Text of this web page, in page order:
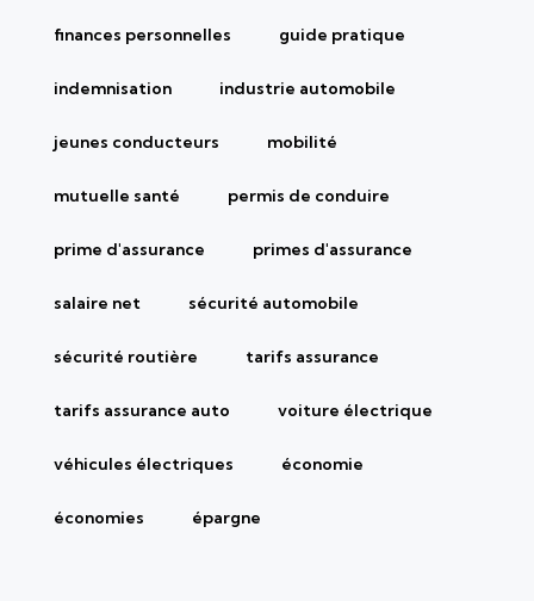
finances personnelles guide pratique
indemnisation industrie automobile
jeunes conducteurs mobilité
mutuelle santé permis de conduire
prime d'assurance primes d'assurance
salaire net sécurité automobile
sécurité routière tarifs assurance
tarifs assurance auto voiture électrique
véhicules électriques économie
économies épargne